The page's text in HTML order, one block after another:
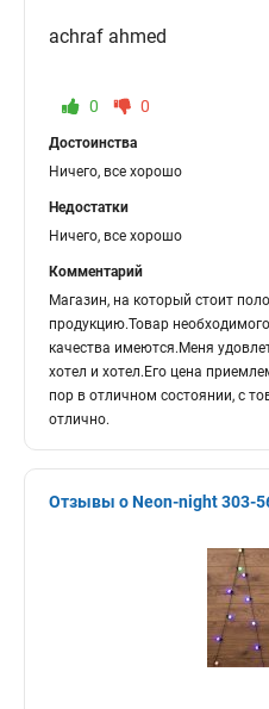
achraf ahmed
0 0
Достоинства
Ничего, все хорошо
Недостатки
Ничего, все хорошо
Комментарий
Магазин, на который стоит
продукцию.Товар
качества имеются.Меня
хотел и хотел.Его цена
пор в отличном состоянии, с
отлично.
Отзывы о Neon-night 303-